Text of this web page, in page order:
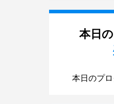
本日
本日のプロ